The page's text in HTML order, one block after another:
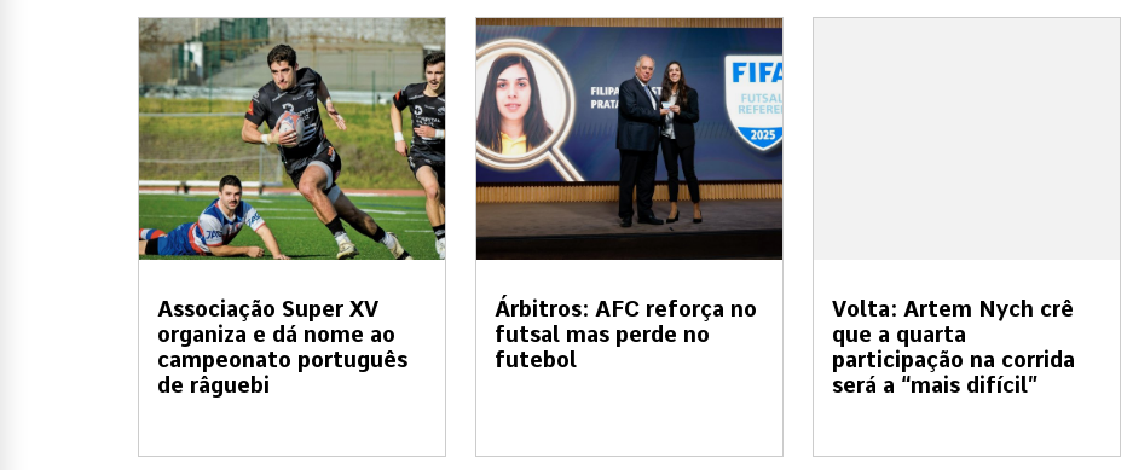
Associação Super XV
organiza e dá nome ao
campeonato português
de râguebi
Árbitros: AFC reforça no
futsal mas perde no
futebol
Volta: Artem Nych crê
que a quarta
participação na corrida
será a “mais difícil”